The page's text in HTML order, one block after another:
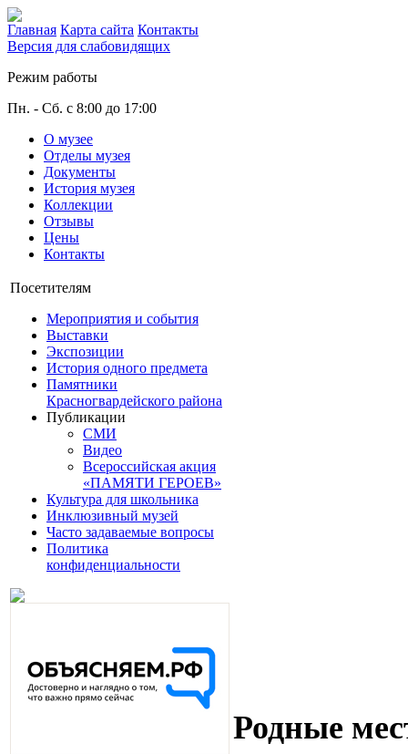
Главная Карта сайта Контакты
Версия для слабовидящих
Режим работы
Пн. - Сб. с 8:00 до 17:00
О музее
Отделы музея
Документы
История музея
Коллекции
Отзывы
Цены
Контакты
Посетителям
Мероприятия и события
Выставки
Экспозиции
История одного предмета
Памятники
Красногвардейского района
Публикации
СМИ
Видео
Всероссийская акция
«ПАМЯТИ ГЕРОЕВ»
Культура для школьника
Инклюзивный музей
Часто задаваемые вопросы
Политика
конфиденциальности
Родные